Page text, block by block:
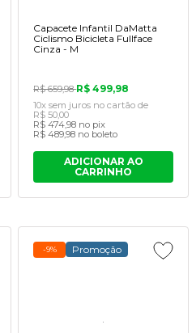
Capacete Infantil DaMatta
Ciclismo Bicicleta Fullface
Cinza - M
R$ 659,98R$ 499,98
10x sem juros no cartão de
R$ 50,00
R$ 474,98 no pix
R$ 489,98 no boleto
ADICIONAR AO
CARRINHO
-9% Promoção